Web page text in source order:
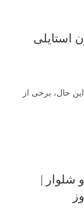
استایلی
حال، برخی از
|